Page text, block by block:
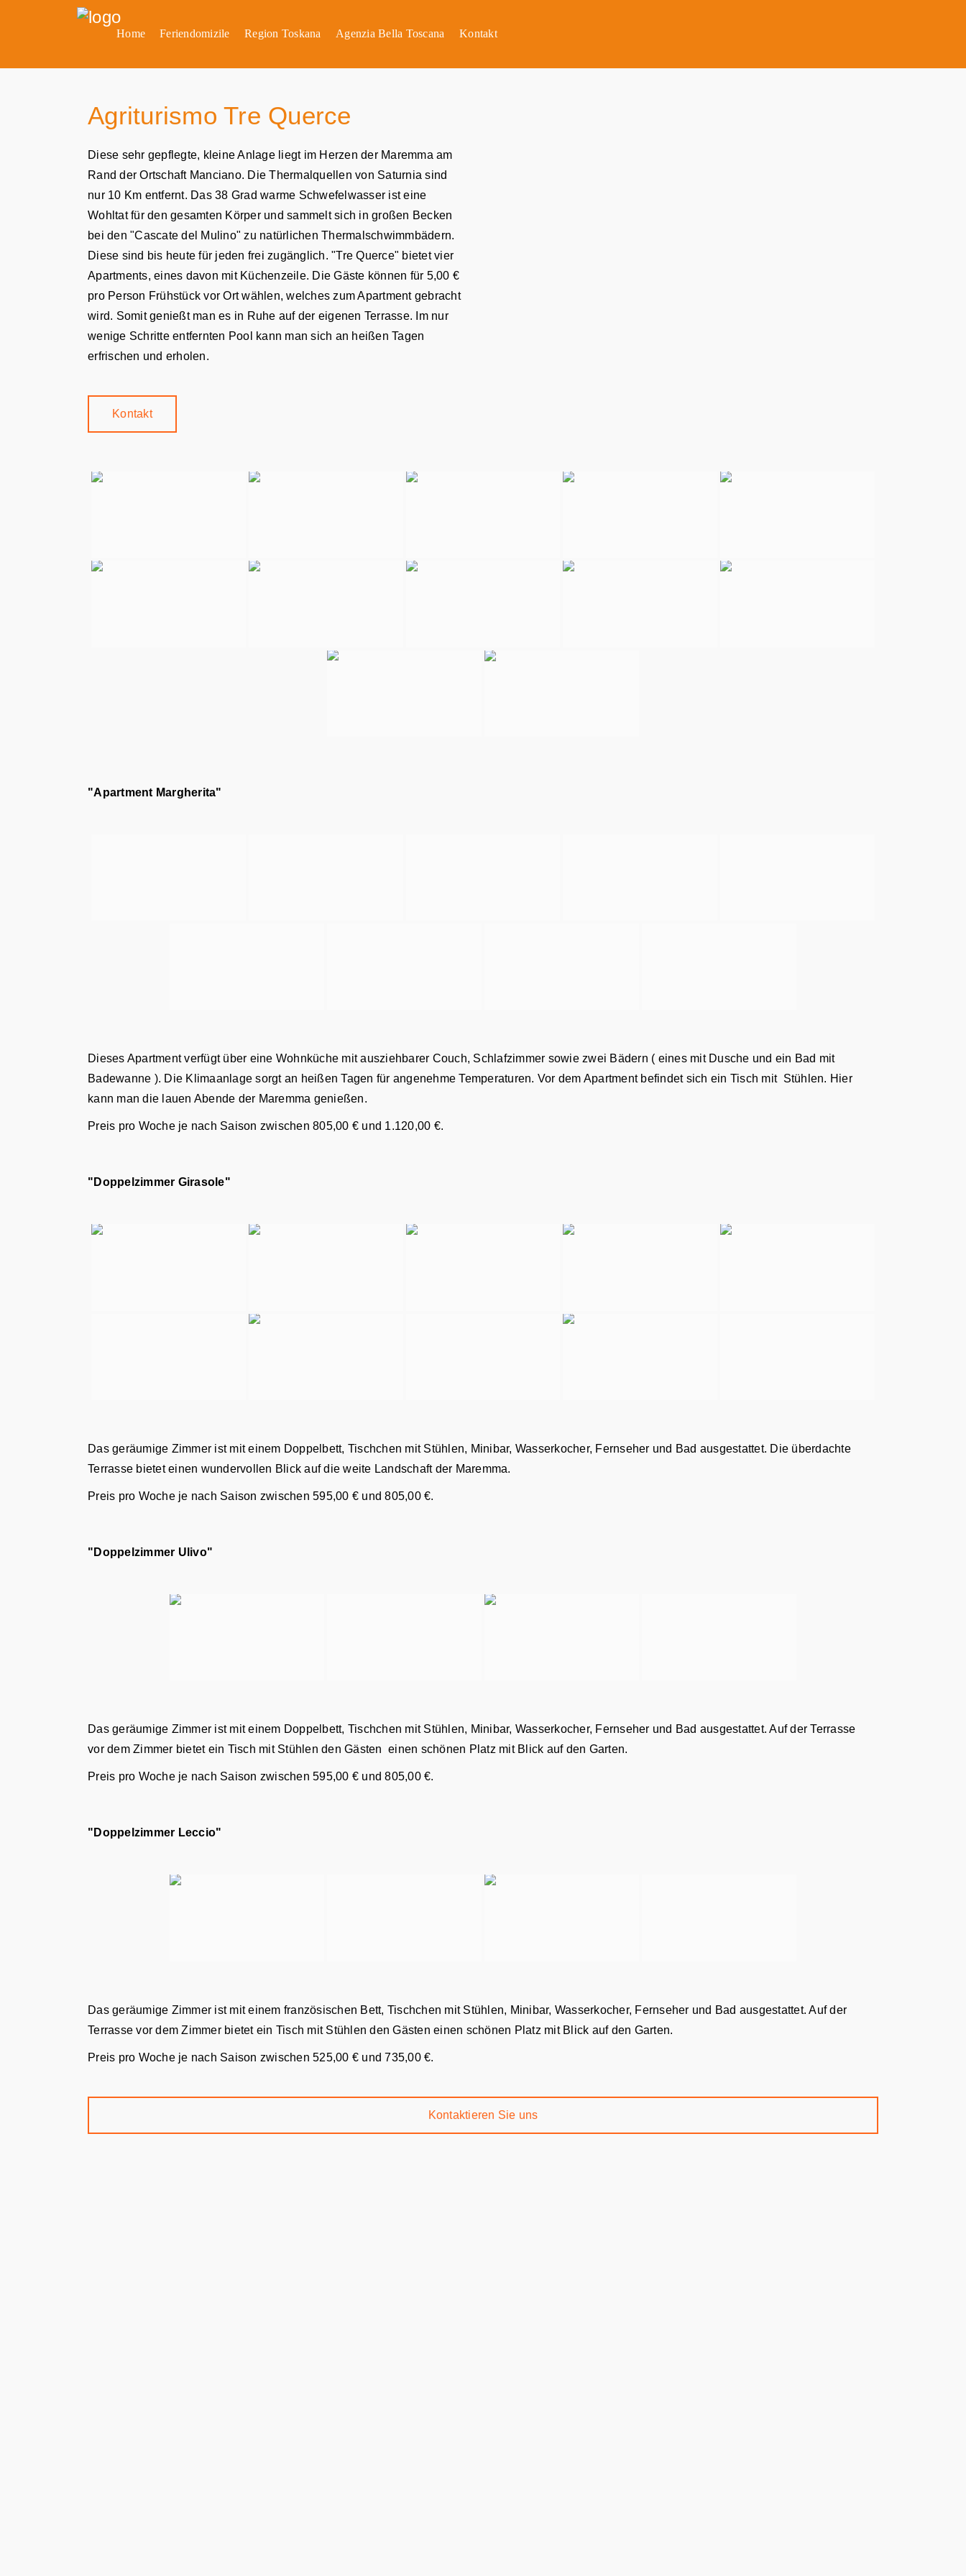
Home Feriendomizile Region Toskana Agenzia Bella Toscana Kontakt
Agriturismo Tre Querce
Diese sehr gepflegte, kleine Anlage liegt im Herzen der Maremma am
Rand der Ortschaft Manciano. Die Thermalquellen von Saturnia sind
nur 10 Km entfernt. Das 38 Grad warme Schwefelwasser ist eine
Wohltat für den gesamten Körper und sammelt sich in großen Becken
bei den "Cascate del Mulino" zu natürlichen Thermalschwimmbädern.
Diese sind bis heute für jeden frei zugänglich. "Tre Querce" bietet vier
Apartments, eines davon mit Küchenzeile. Die Gäste können für 5,00 €
pro Person Frühstück vor Ort wählen, welches zum Apartment gebracht
wird. Somit genießt man es in Ruhe auf der eigenen Terrasse. Im nur
wenige Schritte entfernten Pool kann man sich an heißen Tagen
erfrischen und erholen.
Kontakt
"Apartment Margherita"
Dieses Apartment verfügt über eine Wohnküche mit ausziehbarer Couch, Schlafzimmer sowie zwei Bädern ( eines mit Dusche und ein Bad mit
Badewanne ). Die Klimaanlage sorgt an heißen Tagen für angenehme Temperaturen. Vor dem Apartment befindet sich ein Tisch mit Stühlen. Hier
kann man die lauen Abende der Maremma genießen.
Preis pro Woche je nach Saison zwischen 805,00 € und 1.120,00 €.
"Doppelzimmer Girasole"
Das geräumige Zimmer ist mit einem Doppelbett, Tischchen mit Stühlen, Minibar, Wasserkocher, Fernseher und Bad ausgestattet. Die überdachte
Terrasse bietet einen wundervollen Blick auf die weite Landschaft der Maremma.
Preis pro Woche je nach Saison zwischen 595,00 € und 805,00 €.
"Doppelzimmer Ulivo"
Das geräumige Zimmer ist mit einem Doppelbett, Tischchen mit Stühlen, Minibar, Wasserkocher, Fernseher und Bad ausgestattet. Auf der Terrasse
vor dem Zimmer bietet ein Tisch mit Stühlen den Gästen einen schönen Platz mit Blick auf den Garten.
Preis pro Woche je nach Saison zwischen 595,00 € und 805,00 €.
"Doppelzimmer Leccio"
Das geräumige Zimmer ist mit einem französischen Bett, Tischchen mit Stühlen, Minibar, Wasserkocher, Fernseher und Bad ausgestattet. Auf der
Terrasse vor dem Zimmer bietet ein Tisch mit Stühlen den Gästen einen schönen Platz mit Blick auf den Garten.
Preis pro Woche je nach Saison zwischen 525,00 € und 735,00 €.
Kontaktieren Sie uns